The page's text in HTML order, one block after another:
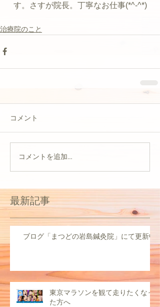
す。さすが院長。丁寧なお仕事(*^-^*)
治療院のこと
コメント
コメントを追加…
最新記事
ブログ「まつどの岩島鍼灸院」にて更新中
東京マラソンを観て走りたくなっ
た方へ